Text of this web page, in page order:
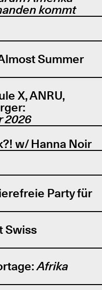
kommt
Summer
X, ANRU,
2026
w/ Hanna Noir
Party für
Swiss
Afrika